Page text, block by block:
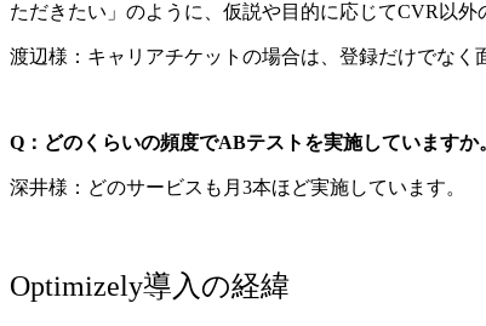
ただきたい」のように、仮説や目的に応じてCVR以外
渡辺様：キャリアチケットの場合は、登録だけでなく
Q：どのくらいの頻度でABテストを実施していますか
深井様：どのサービスも月3本ほど実施しています。
Optimizely導入の経緯